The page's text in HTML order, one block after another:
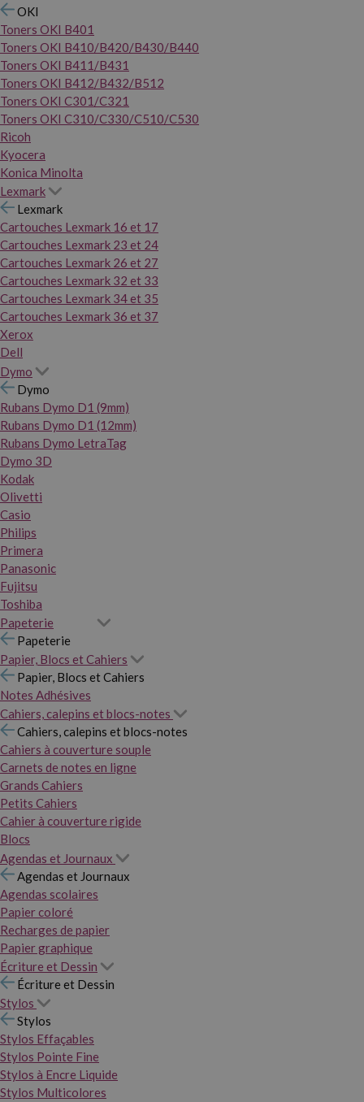
OKI
Toners OKI B401
Toners OKI B410/B420/B430/B440
Toners OKI B411/B431
Toners OKI B412/B432/B512
Toners OKI C301/C321
Toners OKI C310/C330/C510/C530
Ricoh
Kyocera
Konica Minolta
Lexmark
Lexmark
Cartouches Lexmark 16 et 17
Cartouches Lexmark 23 et 24
Cartouches Lexmark 26 et 27
Cartouches Lexmark 32 et 33
Cartouches Lexmark 34 et 35
Cartouches Lexmark 36 et 37
Xerox
Dell
Dymo
Dymo
Rubans Dymo D1 (9mm)
Rubans Dymo D1 (12mm)
Rubans Dymo LetraTag
Dymo 3D
Kodak
Olivetti
Casio
Philips
Primera
Panasonic
Fujitsu
Toshiba
Papeterie
Papeterie
Papier, Blocs et Cahiers
Papier, Blocs et Cahiers
Notes Adhésives
Cahiers, calepins et blocs-notes
Cahiers, calepins et blocs-notes
Cahiers à couverture souple
Carnets de notes en ligne
Grands Cahiers
Petits Cahiers
Cahier à couverture rigide
Blocs
Agendas et Journaux
Agendas et Journaux
Agendas scolaires
Papier coloré
Recharges de papier
Papier graphique
Écriture et Dessin
Écriture et Dessin
Stylos
Stylos
Stylos Effaçables
Stylos Pointe Fine
Stylos à Encre Liquide
Stylos Multicolores